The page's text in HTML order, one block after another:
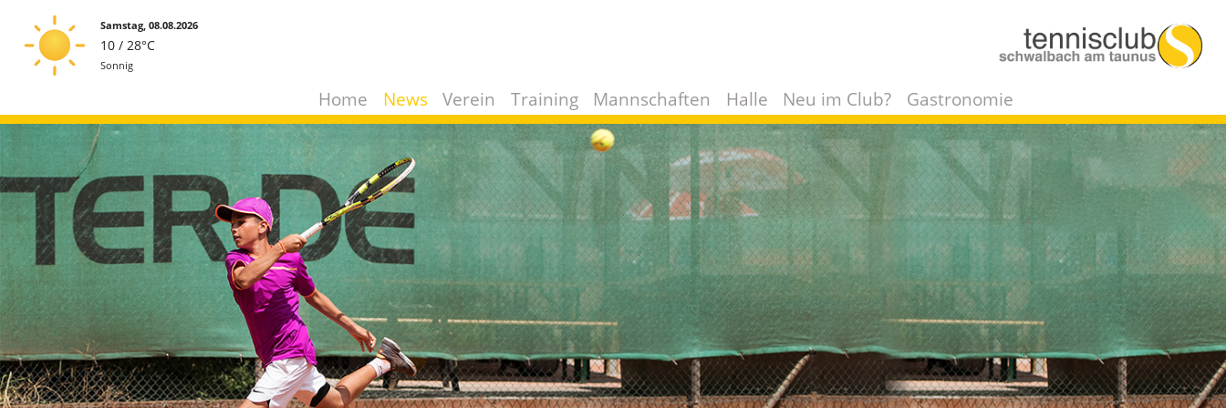
Samstag, 08.08.2026
10 / 28°C
Sonnig
Leicht bewölkt
Leicht bewölkt
14 / 26°C
Aktuelles Wetter ansehen
Home News Verein Training Mannschaften Halle Neu im Club? Gastronomie